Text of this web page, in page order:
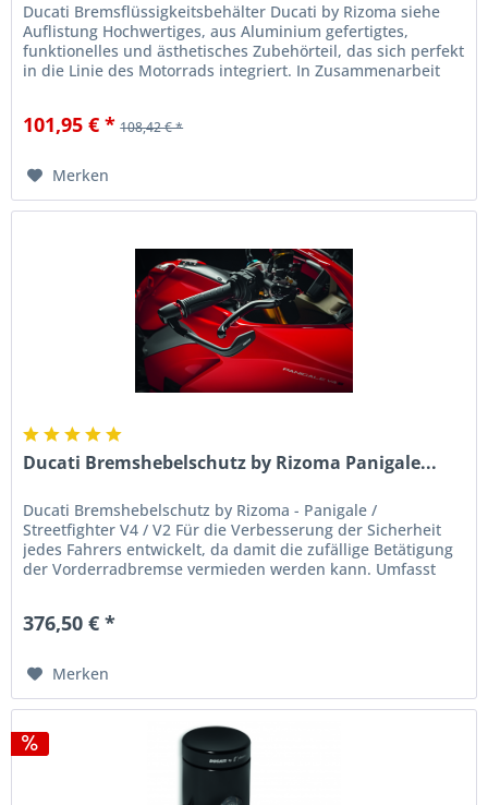
Ducati Bremsflüssigkeitsbehälter Ducati by Rizoma siehe
Auflistung Hochwertiges, aus Aluminium gefertigtes,
funktionelles und ästhetisches Zubehörteil, das sich perfekt
in die Linie des Motorrads integriert. In Zusammenarbeit
101,95 € * 108,42 € *
Merken
Ducati Bremshebelschutz by Rizoma Panigale...
Ducati Bremshebelschutz by Rizoma - Panigale /
Streetfighter V4 / V2 Für die Verbesserung der Sicherheit
jedes Fahrers entwickelt, da damit die zufällige Betätigung
der Vorderradbremse vermieden werden kann. Umfasst
376,50 € *
Merken